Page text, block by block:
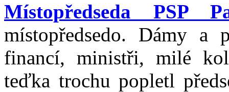
Místopředseda PSP
místopředsedo. Dámy a
financí, ministři, milé
teďka trochu popletl